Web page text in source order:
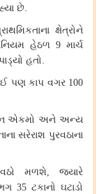
છે.
ક્ષેત્રોને
હેઠળ 9 માર્ચ
પાડ્યો હતો.
પણ કાપ વગર 100
એકમો અને અન્ય
સરેરાશ પુરવઠાના
મળશે,જ્યારે
35 ટકાનો ઘટાડો